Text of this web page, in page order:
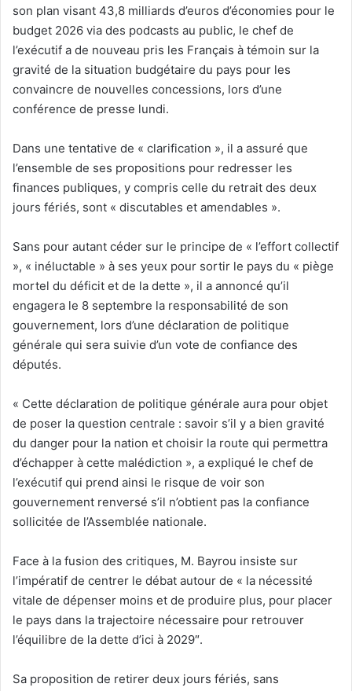
son plan visant 43,8 milliards d’euros d’économies pour le
budget 2026 via des podcasts au public, le chef de
l’exécutif a de nouveau pris les Français à témoin sur la
gravité de la situation budgétaire du pays pour les
convaincre de nouvelles concessions, lors d’une
conférence de presse lundi.
Dans une tentative de « clarification », il a assuré que
l’ensemble de ses propositions pour redresser les
finances publiques, y compris celle du retrait des deux
jours fériés, sont « discutables et amendables ».
Sans pour autant céder sur le principe de « l’effort collectif
», « inéluctable » à ses yeux pour sortir le pays du « piège
mortel du déficit et de la dette », il a annoncé qu’il
engagera le 8 septembre la responsabilité de son
gouvernement, lors d’une déclaration de politique
générale qui sera suivie d’un vote de confiance des
députés.
« Cette déclaration de politique générale aura pour objet
de poser la question centrale : savoir s’il y a bien gravité
du danger pour la nation et choisir la route qui permettra
d’échapper à cette malédiction », a expliqué le chef de
l’exécutif qui prend ainsi le risque de voir son
gouvernement renversé s’il n’obtient pas la confiance
sollicitée de l’Assemblée nationale.
Face à la fusion des critiques, M. Bayrou insiste sur
l’impératif de centrer le débat autour de « la nécessité
vitale de dépenser moins et de produire plus, pour placer
le pays dans la trajectoire nécessaire pour retrouver
l’équilibre de la dette d’ici à 2029″.
Sa proposition de retirer deux jours fériés, sans